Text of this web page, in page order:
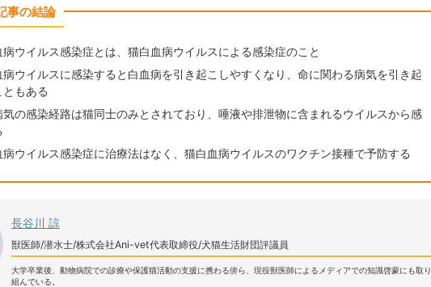
事の結論
病ウイルス感染症とは、猫白血病ウイルスによる感染症のこと
病ウイルスに感染すると白血病を引き起こしやすくなり、命に関わる病気を引き起
ともある
気の感染経路は猫同士のみとされており、唾液や排泄物に含まれるウイルスから感
病ウイルス感染症に治療法はなく、猫白血病ウイルスのワクチン接種で予防する
長谷川 諒
獣医師/潜水士/株式会社Ani-vet代表取締役/犬猫生活財団評議員
大学卒業後、動物病院での診療や保護猫活動の支援に携わる傍ら、現役獣医師によるメディアでの知識啓蒙にも取り
組んでいる。